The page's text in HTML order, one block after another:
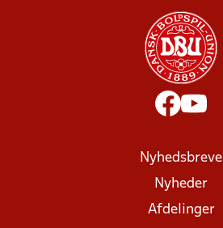
Nyhedsbreve
Nyheder
Afdelinger